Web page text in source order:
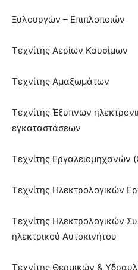
Ξυλουργών – Επιπλοποιών
Τεχνίτης Αερίων Καυσίμων
Τεχνίτης Αμαξωμάτων
Τεχνίτης Έξυπνων
εγκαταστάσεων
Τεχνίτης Εργαλειομηχανών
Τεχνίτης Ηλεκτρολογικών
Τεχνίτης Ηλεκτρολογικών
ηλεκτρικού Αυτοκινήτου
Τεχνίτης Θερμικών &